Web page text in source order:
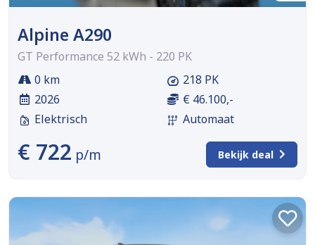
Alpine A290
GT Performance 52 kWh - 220 PK
0 km
2026
Elektrisch
218 PK
€ 46.100,-
Automaat
€ 722 p/m Bekijk deal